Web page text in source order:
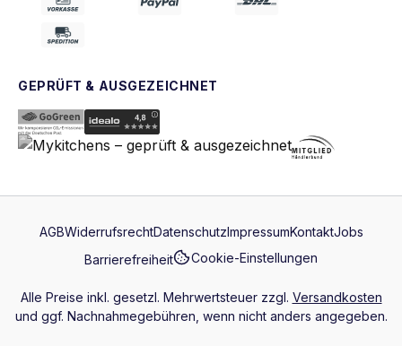
GEPRÜFT & AUSGEZEICHNET
AGBWiderrufsrechtDatenschutzImpressumKontaktJobs
Barrierefreiheit
Cookie-Einstellungen
Alle Preise inkl. gesetzl. Mehrwertsteuer zzgl. Versandkosten
und ggf. Nachnahmegebühren, wenn nicht anders angegeben.